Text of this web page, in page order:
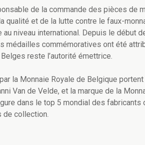
de la commande des pièces de
qualité et de la lutte contre le faux-
niveau international. Depuis le début
médailles commémoratives ont été
reste l’autorité émettrice.
la Monnaie Royale de Belgique portent
Van de Velde, et la marque de la
dans le top 5 mondial des fabricants
de collection.